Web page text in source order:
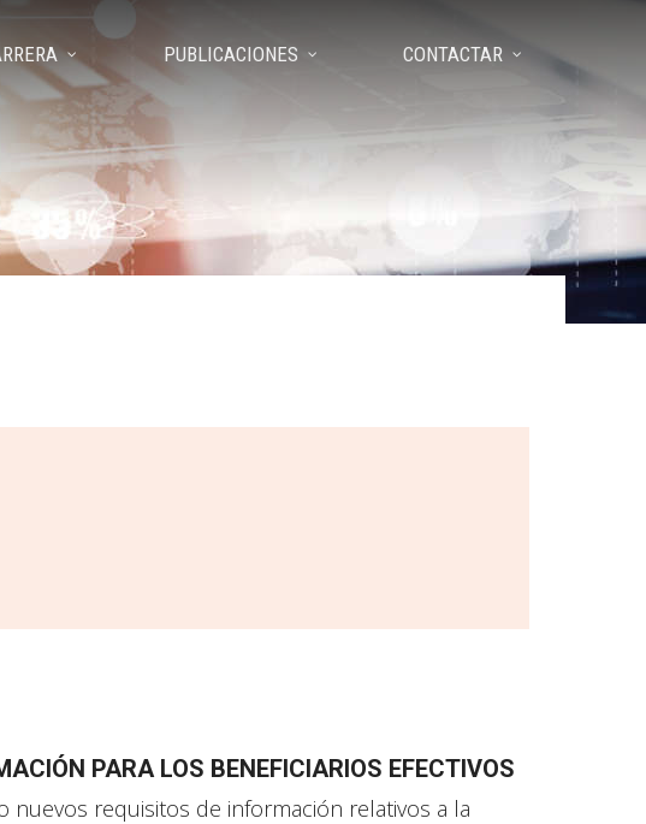
PUBLICACIONES CONTACTAR
PARA LOS BENEFICIARIOS EFECTIVOS
nuevos requisitos de información relativos a la